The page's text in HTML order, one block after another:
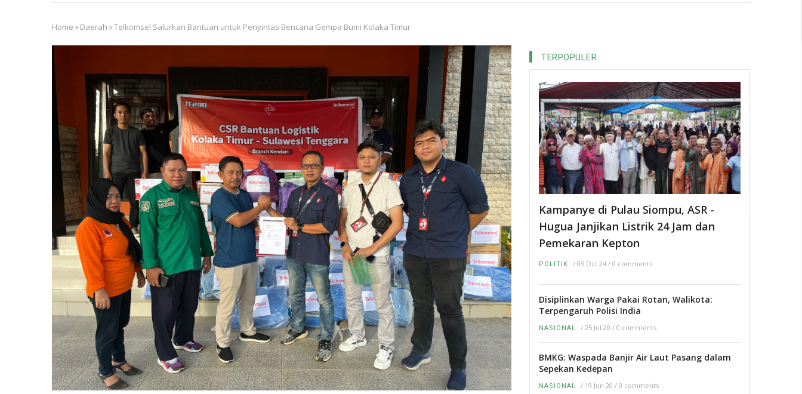
Breadcrumb
Home »Daerah »Telkomsel Salurkan Bantuan untuk Penyintas Bencana Gempa Bumi Kolaka Timur
TERPOPULER
Kampanye di Pulau Siompu, ASR -
Hugua Janjikan Listrik 24 Jam dan
Pemekaran Kepton
POLITIK / 03 Oct 24 / 0 comments
Disiplinkan Warga Pakai Rotan, Walikota:
Terpengaruh Polisi India
NASIONAL / 25 Jul 20 / 0 comments
BMKG: Waspada Banjir Air Laut Pasang dalam
Sepekan Kedepan
NASIONAL / 19 Jun 20 / 0 comments